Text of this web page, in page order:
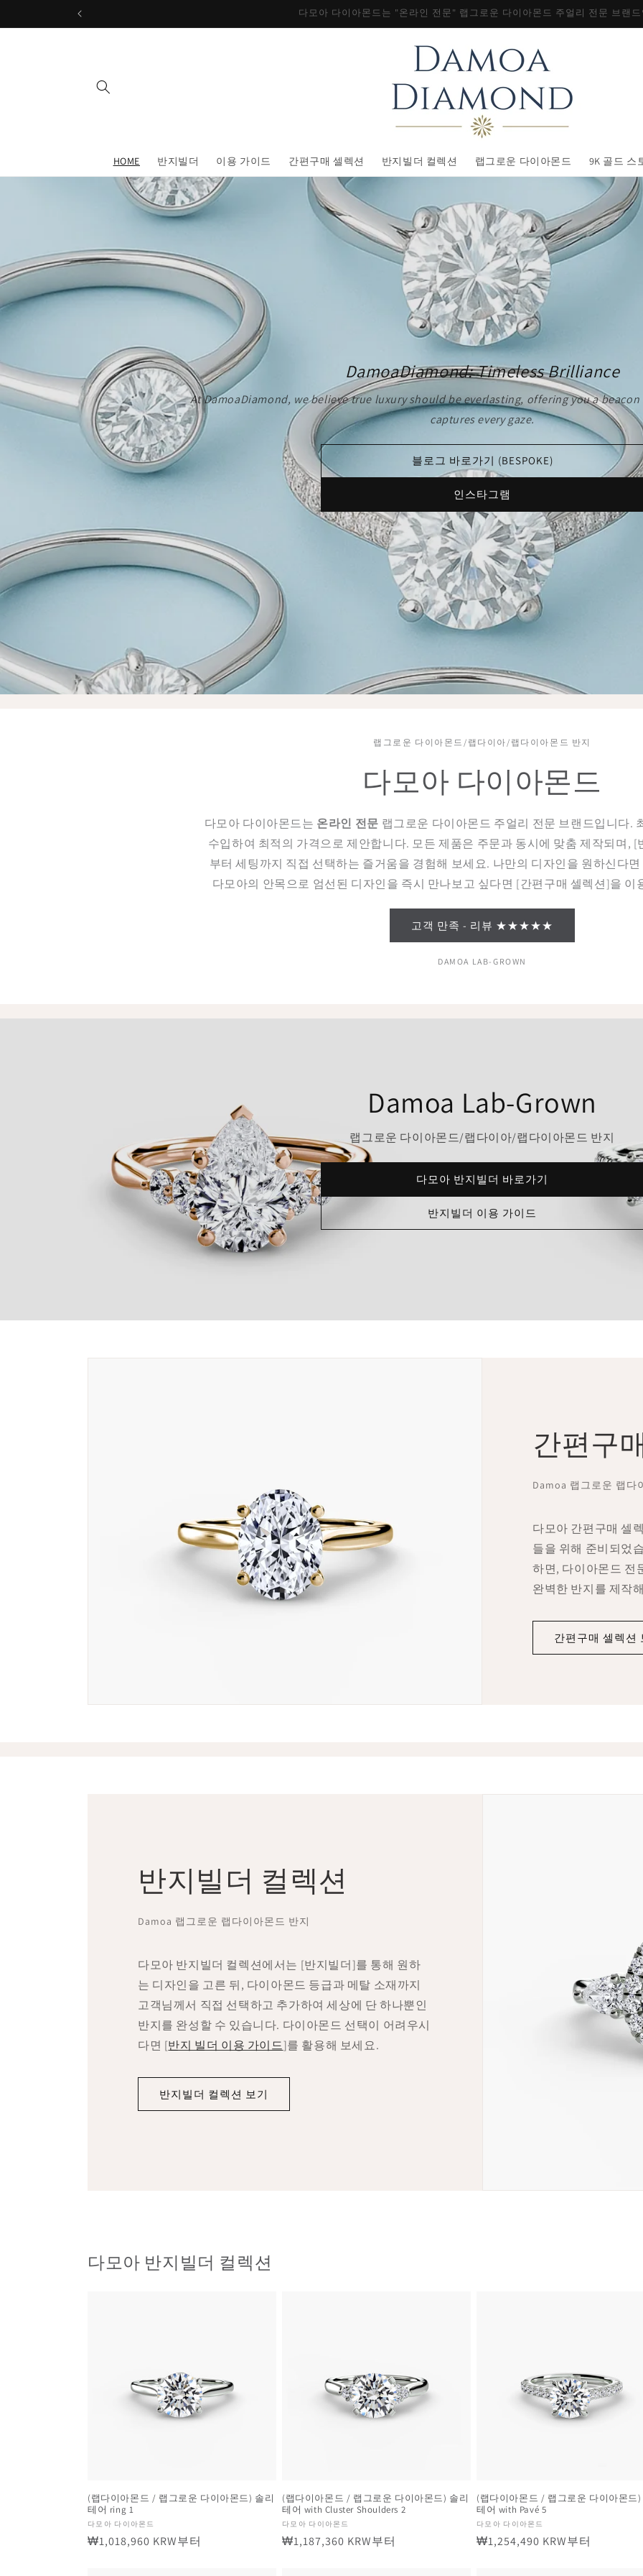
뛰기
고객만족 - 리뷰 ★★★★★
HOME 반지빌더 이용 가이드 간편구매 셀렉션 반지빌더 컬렉션 랩그로운 다이아몬드 9K 골드 스
DamoaDiamond: Timeless Brilliance
At DamoaDiamond, we believe true luxury should be everlasting, offering you a
captures every gaze.
블로그 바로가기 (BESPOKE)
인스타그램
랩그로운 다이아몬드/랩다이아/랩다이아몬드 반지
다모아 다이아몬드
다모아 다이아몬드는 온라인 전문 랩그로운 다이아몬드 주얼리 전문 브랜드입니다.
수입하여 최적의 가격으로 제안합니다. 모든 제품은 주문과 동시에 맞춤 제작되며,
부터 세팅까지 직접 선택하는 즐거움을 경험해 보세요. 나만의 디자인을 원하신다
다모아의 안목으로 엄선된 디자인을 즉시 만나보고 싶다면 [간편구매 셀렉션]을 이
고객 만족 - 리뷰 ★★★★★
DAMOA LAB-GROWN
Damoa Lab-Grown
랩그로운 다이아몬드/랩다이아/랩다이아몬드 반지
다모아 반지빌더 바로가기
반지빌더 이용 가이드
간편구
Damoa 랩그로운 랩다
다모아 간편구매 셀
들을 위해 준비되었
하면, 다이아몬드 전
완벽한 반지를 제작
간편구매 셀렉션
반지빌더 컬렉션
Damoa 랩그로운 랩다이아몬드 반지
다모아 반지빌더 컬렉션에서는 [반지빌더]를 통해 원하
는 디자인을 고른 뒤, 다이아몬드 등급과 메탈 소재까지
고객님께서 직접 선택하고 추가하여 세상에 단 하나뿐인
반지를 완성할 수 있습니다. 다이아몬드 선택이 어려우시
다면 [반지 빌더 이용 가이드]를 활용해 보세요.
반지빌더 컬렉션 보기
다모아 반지빌더 컬렉션
(랩다이아몬드 / 랩그로운 다이아몬드) 솔리
테어 ring 1
공
급
다모아 다이아몬드
정
₩1,018,960 KRW부터
(랩다이아몬드 / 랩그로운 다이아몬드) 솔리
테어 with Cluster Shoulders 2
공
급
다모아 다이아몬드
정
₩1,187,360 KRW부터
(랩다이아몬드 / 랩그로운 다이아몬드
테어 with Pavé 5
공
급
다모아 다이아몬드
정
₩1,254,490 KRW부터